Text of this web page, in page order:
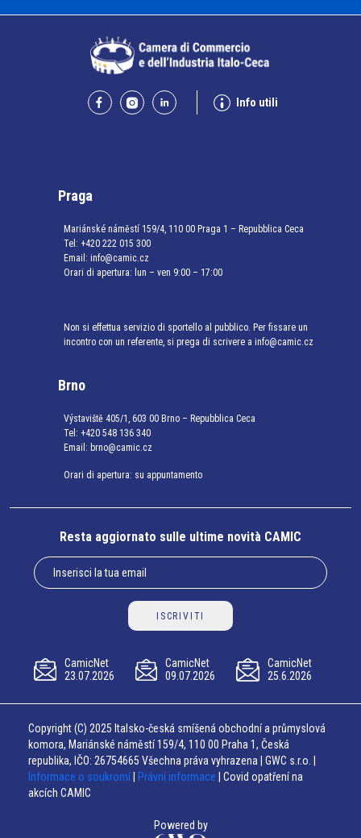
Info utili
Praga
Mariánské náměstí 159/4, 110 00 Praga 1 – Repubblica Ceca
Tel: +420 222 015 300
Email: info@camic.cz
Orari di apertura: lun – ven 9:00 – 17:00
Non si effettua servizio di sportello al pubblico. Per fissare un
incontro con un referente, si prega di scrivere a info@camic.cz
Brno
Výstaviště 405/1, 603 00 Brno – Repubblica Ceca
Tel: +420 548 136 340
Email: brno@camic.cz
Orari di apertura: su appuntamento
Resta aggiornato sulle ultime novità CAMIC
ISCRIVITI
CamicNet
23.07.2026
CamicNet
09.07.2026
CamicNet
25.6.2026
Copyright (C) 2025 Italsko-česká smíšená obchodní a průmyslová
komora, Mariánské náměstí 159/4, 110 00 Praha 1, Česká
republika, IČO: 26754665 Všechna práva vyhrazena | GWC s.r.o. |
Informace o soukromí
Právní informace | Covid opatření na
akcích CAMIC
Powered by